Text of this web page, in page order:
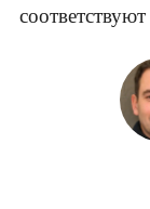
соответствуют